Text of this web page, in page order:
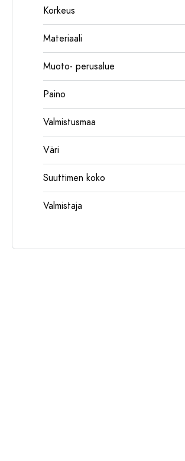
Korkeus
Materiaali
Muoto- perusalue
Paino
Valmistusmaa
Väri
Suuttimen koko
Valmistaja